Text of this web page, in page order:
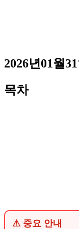
2026년01월
목차
⚠ 중요 안내